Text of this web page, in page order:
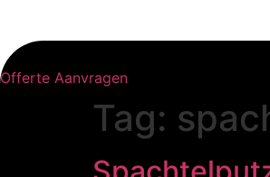
Offerte Aanvragen
Tag: